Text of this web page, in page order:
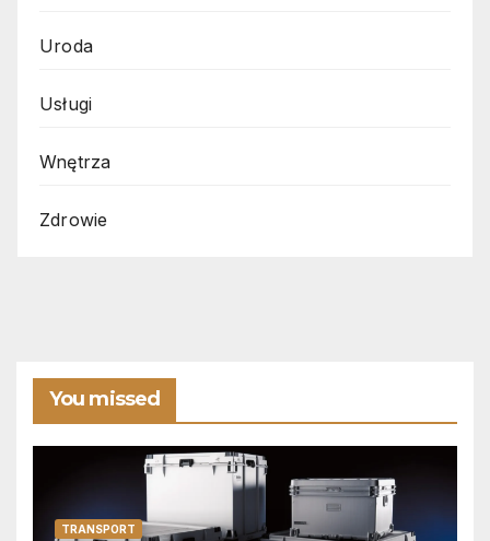
Uroda
Usługi
Wnętrza
Zdrowie
You missed
TRANSPORT